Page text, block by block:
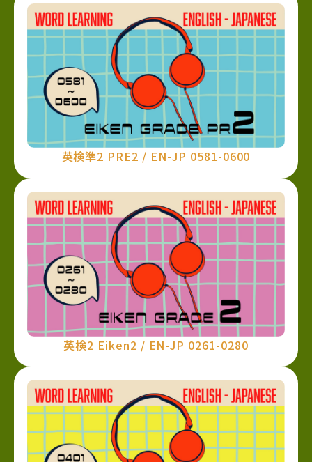
英検準2 PRE2 / EN-JP 0581-0600
英検2 Eiken2 / EN-JP 0261-0280